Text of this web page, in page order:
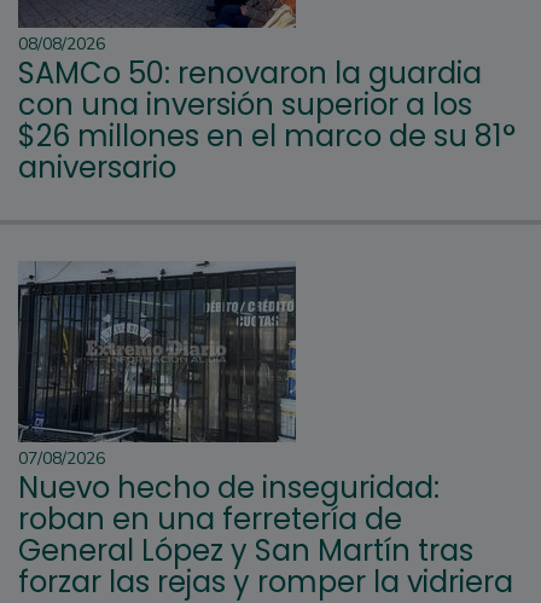
08/08/2026
SAMCo 50: renovaron la guardia
con una inversión superior a los
$26 millones en el marco de su 81°
aniversario
07/08/2026
Nuevo hecho de inseguridad:
roban en una ferretería de
General López y San Martín tras
forzar las rejas y romper la vidriera